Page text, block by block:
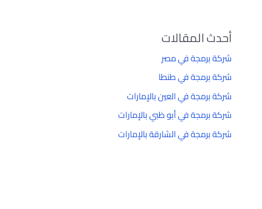
أحدث المقالات
شركة برمجة في مصر
شركة برمجة في طنطا
شركة برمجة في العين بالإمارات
شركة برمجة في أبو ظبي بالإمارات
شركة برمجة في الشارقة بالإمارات